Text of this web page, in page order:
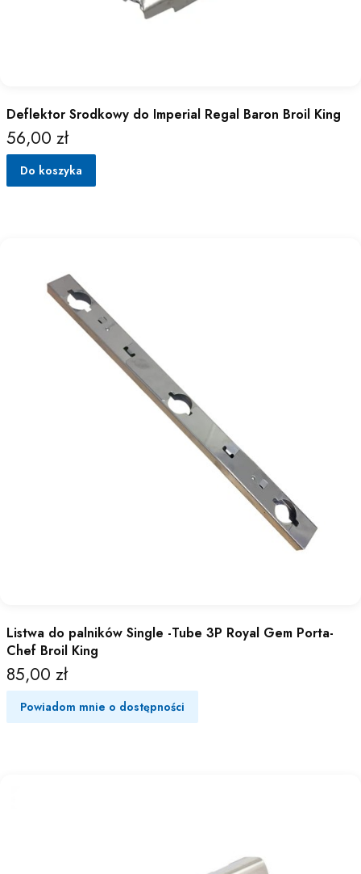
Deflektor Srodkowy do Imperial Regal Baron Broil King
Cena
56,00 zł
Do koszyka
Listwa do palników Single -Tube 3P Royal Gem Porta-
Chef Broil King
Cena
85,00 zł
Powiadom mnie o dostępności